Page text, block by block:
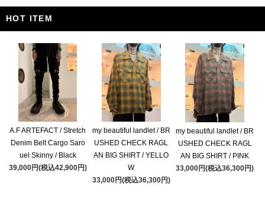
HOT ITEM
A.F ARTEFACT / Stretch
Denim Belt Cargo Saro
uel Skinny / Black
39,000円(税込42,900円)
my beautiful landlet / BR
USHED CHECK RAGL
AN BIG SHIRT / YELLO
W
33,000円(税込36,300円)
my beautiful landlet / BR
USHED CHECK RAGL
AN BIG SHIRT / PINK
33,000円(税込36,300円)